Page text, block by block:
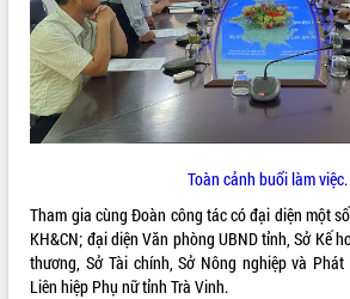
QUY HOẠCH - KẾ HOẠCH
Toàn cảnh buổi làm việc.
Tham gia cùng Đoàn công tác có đại diện một
KH&CN; đại diện Văn phòng UBND tỉnh, Sở Kế
thương, Sở Tài chính, Sở Nông nghiệp và
Liên hiệp Phụ nữ tỉnh Trà Vinh.